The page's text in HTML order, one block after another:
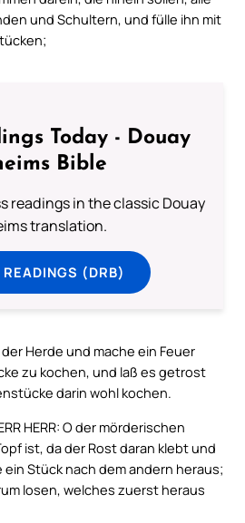
und Schultern, und fülle ihn mit
Today - Douay
Bible
readings in the classic Douay
translation.
(DRB)
Herde und mache ein Feuer
zu kochen, und laß es getrost
darin wohl kochen.
HERR: O der mörderischen
ist, da der Rost daran klebt und
Stück nach dem andern heraus;
losen, welches zuerst heraus